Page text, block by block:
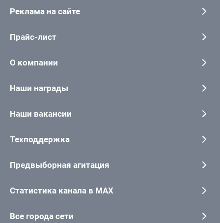
Реклама на сайте
Прайс-лист
О компании
Наши награды
Наши вакансии
Техподдержка
Предвыборная агитация
Статистика канала в MAX
Все города сети